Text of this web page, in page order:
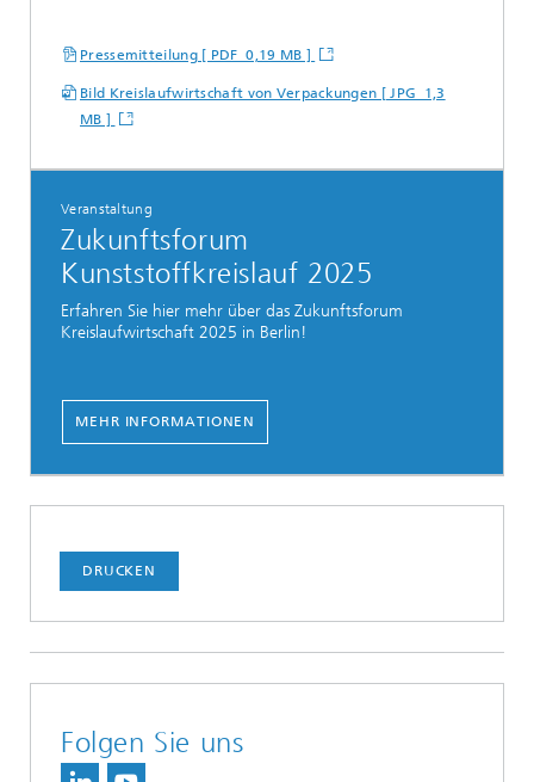
Pressemitteilung [ PDF 0,19 MB ]
Bild Kreislaufwirtschaft von Verpackungen [ JPG 1,3
MB ]
Veranstaltung
Zukunftsforum
Kunststoffkreislauf 2025
Erfahren Sie hier mehr über das Zukunftsforum
Kreislaufwirtschaft 2025 in Berlin!
MEHR INFORMATIONEN
DRUCKEN
Folgen Sie uns